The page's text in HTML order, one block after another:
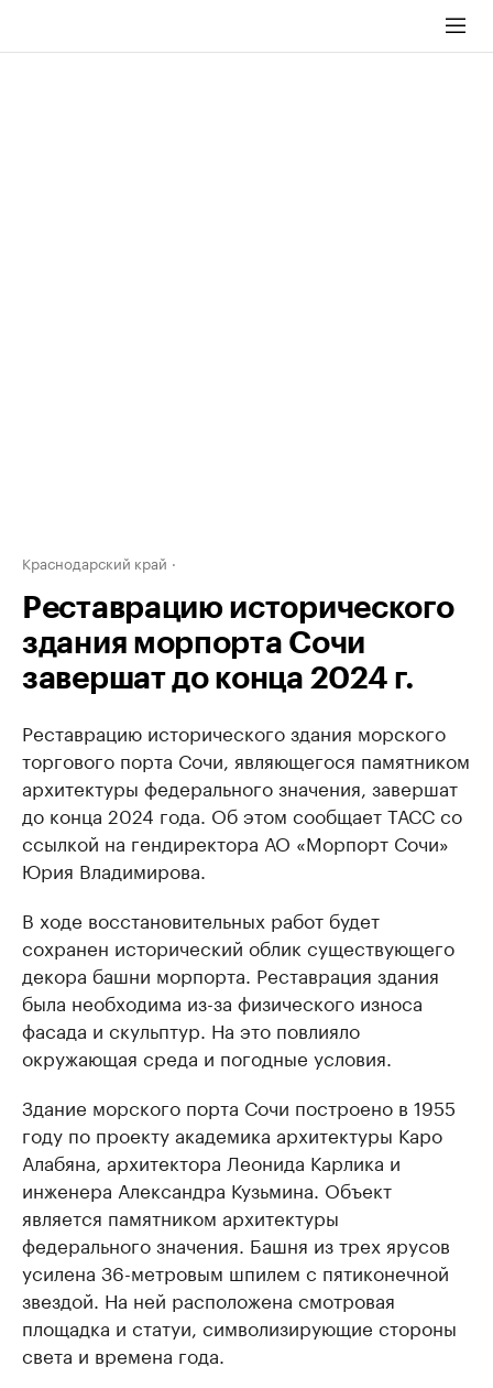
Краснодарский край
Реставрацию исторического
здания морпорта Сочи
завершат до конца 2024 г.
Реставрацию исторического здания морского
торгового порта Сочи, являющегося памятником
архитектуры федерального значения, завершат
до конца 2024 года. Об этом сообщает ТАСС со
ссылкой на гендиректора АО «Морпорт Сочи»
Юрия Владимирова.
В ходе восстановительных работ будет
сохранен исторический облик существующего
декора башни морпорта. Реставрация здания
была необходима из-за физического износа
фасада и скульптур. На это повлияло
окружающая среда и погодные условия.
Здание морского порта Сочи построено в 1955
году по проекту академика архитектуры Каро
Алабяна, архитектора Леонида Карлика и
инженера Александра Кузьмина. Объект
является памятником архитектуры
федерального значения. Башня из трех ярусов
усилена 36-метровым шпилем с пятиконечной
звездой. На ней расположена смотровая
площадка и статуи, символизирующие стороны
света и времена года.